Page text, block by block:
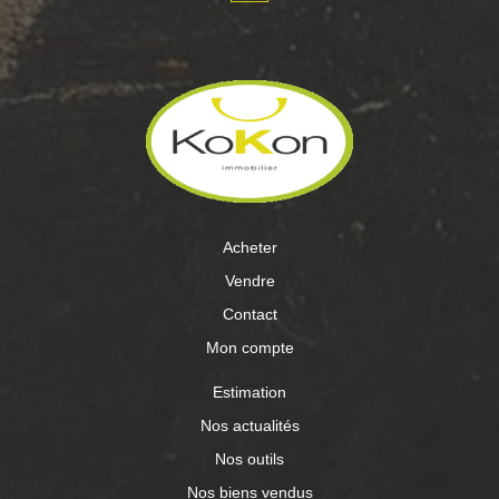
thermodynamique Reprise du tableau électrique
Menuiseries Alu et Pvc avec volets roulants électriques
(fermeture centralisée) Moustiquaires Alarme et
côté terrasse pour profiter des soirées barbecue, un
espace détente avec un spa de nage et sa terrasse et
son pool house, un coin atelier pour bricoler et stocker ou
encore un espace vert pour laisser épanouir les jeux
sébastien FIEVET et KOKON Immobilier. Honoraires à la
minutes de Lyon, à la frontière de MILLERY dans un
à proximité du Château de la Gallée, et des nombreuses
possibilités de balades à pied, à vélo ou à cheval avec le
eqCO2/m².an Montant moyen estimé des dépenses
annuelles d'énergie pour un usage standard, établi à
Acheter
Vendre
Contact
Mon compte
Estimation
Nos actualités
Nos outils
Nos biens vendus